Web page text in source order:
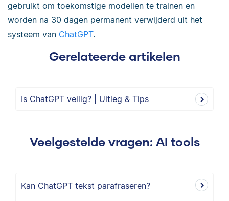
gebruikt om toekomstige modellen te trainen en
worden na 30 dagen permanent verwijderd uit het
systeem van ChatGPT.
Gerelateerde artikelen
Is ChatGPT veilig? | Uitleg & Tips
Veelgestelde vragen: AI tools
Kan ChatGPT tekst parafraseren?